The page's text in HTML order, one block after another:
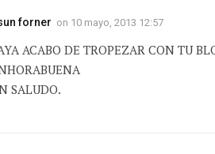
forner on 10 mayo, 2013 12:57
ACABO DE TROPEZAR CON TU
SALUDO.